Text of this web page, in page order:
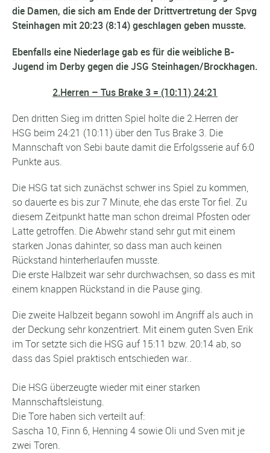
die Damen, die sich am Ende der Drittvertretung der Spvg
Steinhagen mit 20:23 (8:14) geschlagen geben musste.
Ebenfalls eine Niederlage gab es für die weibliche B-
Jugend im Derby gegen die JSG Steinhagen/Brockhagen.
2.Herren – Tus Brake 3 = (10:11) 24:21
Den dritten Sieg im dritten Spiel holte die 2.Herren der
HSG beim 24:21 (10:11) über den Tus Brake 3. Die
Mannschaft von Sebi baute damit die Erfolgsserie auf 6:0
Punkte aus.
Die HSG tat sich zunächst schwer ins Spiel zu kommen,
so dauerte es bis zur 7 Minute, ehe das erste Tor fiel. Zu
diesem Zeitpunkt hatte man schon dreimal Pfosten oder
Latte getroffen. Die Abwehr stand sehr gut mit einem
starken Jonas dahinter, so dass man auch keinen
Rückstand hinterherlaufen musste.
Die erste Halbzeit war sehr durchwachsen, so dass es mit
einem knappen Rückstand in die Pause ging.
Die zweite Halbzeit begann sowohl im Angriff als auch in
der Deckung sehr konzentriert. Mit einem guten Sven Erik
im Tor setzte sich die HSG auf 15:11 bzw. 20:14 ab, so
dass das Spiel praktisch entschieden war..
Die HSG überzeugte wieder mit einer starken
Mannschaftsleistung.
Die Tore haben sich verteilt auf:
Sascha 10, Finn 6, Henning 4 sowie Oli und Sven mit je
zwei Toren.